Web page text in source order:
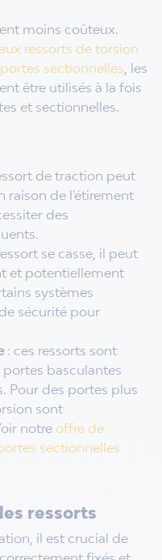
moins coûteux.
ressorts de torsion
sectionnelles, les
être utilisés à la fois
et sectionnelles.
de traction peut
raison de l'étirement
des
se casse, il peut
et potentiellement
systèmes
sécurité pour
: ces ressorts sont
basculantes
Pour des portes plus
sont
notre offre de
sectionnelles
ressorts
il est crucial de